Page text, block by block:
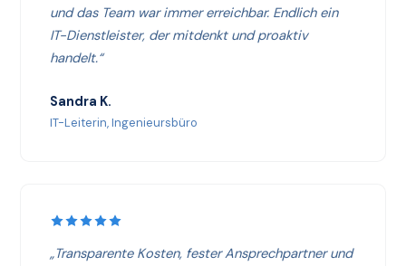
und das Team war immer erreichbar. Endlich ein
IT-Dienstleister, der mitdenkt und proaktiv
handelt.“
Sandra K.
IT-Leiterin, Ingenieursbüro
„Transparente Kosten, fester Ansprechpartner und